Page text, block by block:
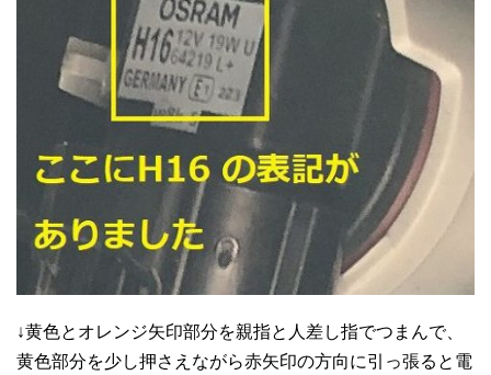
↓黄色とオレンジ矢印部分を親指と人差し指でつまんで、
黄色部分を少し押さえながら赤矢印の方向に引っ張ると電